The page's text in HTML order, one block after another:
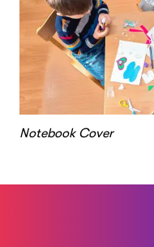
Notebook Cover